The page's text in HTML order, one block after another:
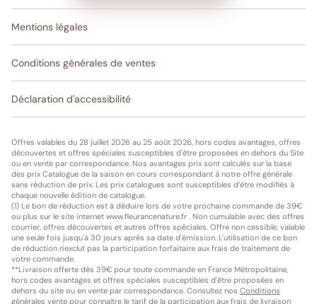
Mentions légales
Conditions générales de ventes
Déclaration d'accessibilité
Offres valables du 28 juillet 2026 au 25 août 2026, hors codes avantages, offres
découvertes et offres spéciales susceptibles d'être proposées en dehors du Site
ou en vente par correspondance. Nos avantages prix sont calculés sur la base
des prix Catalogue de la saison en cours correspondant à notre offre générale
sans réduction de prix. Les prix catalogues sont susceptibles d’être modifiés à
chaque nouvelle édition de catalogue.
(1) Le bon de réduction est à déduire lors de votre prochaine commande de 39€
ou plus sur le site internet www.fleurancenature.fr . Non cumulable avec des offres
courrier, offres découvertes et autres offres spéciales. Offre non cessible, valable
une seule fois jusqu'à 30 jours après sa date d'émission. L'utilisation de ce bon
de réduction n'exclut pas la participation forfaitaire aux frais de traitement de
votre commande.
**Livraison offerte dès 39€ pour toute commande en France Métropolitaine,
hors codes avantages et offres spéciales susceptibles d'être proposées en
dehors du site ou en vente par correspondance. Consultez nos Conditions
générales vente pour connaître le tarif de la participation aux frais de livraison